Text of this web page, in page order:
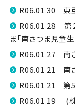
R06.01.30 東
R06.01.28 第
ま「南さつま児童
R06.01.27 南
R06.01.21 南
R06.01.21 第
R06.01.19 (株